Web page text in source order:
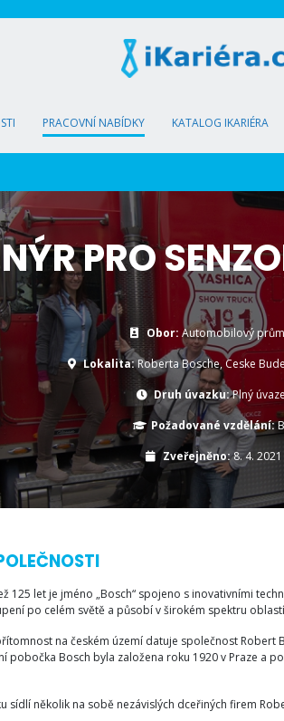
PRACOVNÍ NABÍDKY KATALOG IKARIÉRA
PRO
Obor: Automobilový
Lokalita:Roberta Bosche, Ceske
Druh úvazku: Plný
Požadované vzdělání:
Zveřejněno:8. 4. 2021
125 let je jméno „Bosch“ spojeno s inovativními
po celém světě a působí v širokém spektru
na českém území datuje společnost
pobočka Bosch byla založena roku 1920 v Praze a
sídlí několik na sobě nezávislých dceřiných firem